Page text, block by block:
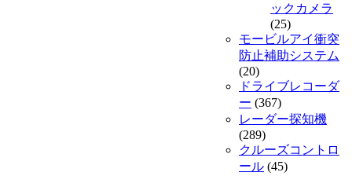
ックカメラ
(25)
モービルアイ衝突
防止補助システム
(20)
ドライブレコーダ
ー (367)
レーダー探知機
(289)
クルーズコントロ
ール (45)